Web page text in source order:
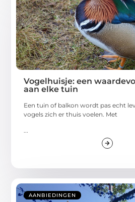
Vogelhuisje: een
aan elke tuin
Een tuin of balkon wordt pas echt
vogels zich er thuis voelen. Met
...
AANBIEDINGEN